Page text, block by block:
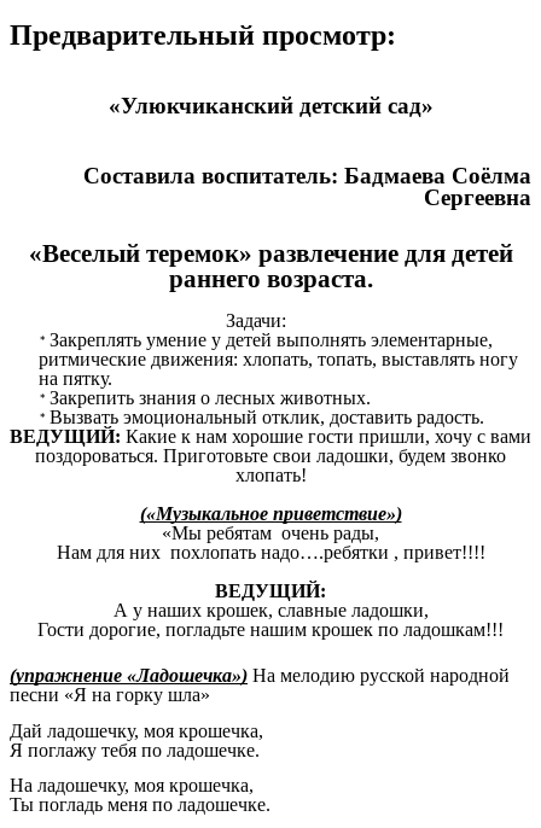
Предварительный просмотр:
«Улюкчиканский детский сад»
Составила воспитатель: Бадмаева Соёлма
Сергеевна
«Веселый теремок» развлечение для детей
раннего возраста.
Задачи:
Закреплять умение у детей выполнять элементарные,
ритмические движения: хлопать, топать, выставлять ногу
на пятку.
Закрепить знания о лесных животных.
Вызвать эмоциональный отклик, доставить радость.
ВЕДУЩИЙ: Какие к нам хорошие гости пришли, хочу с вами
поздороваться. Приготовьте свои ладошки, будем звонко
хлопать!
(«Музыкальное приветствие»)
«Мы ребятам очень рады,
Нам для них похлопать надо….ребятки , привет!!!!
ВЕДУЩИЙ:
А у наших крошек, славные ладошки,
Гости дорогие, погладьте нашим крошек по ладошкам!!!
(упражнение «Ладошечка») На мелодию русской народной
песни «Я на горку шла»
Дай ладошечку, моя крошечка,
Я поглажу тебя по ладошечке.
На ладошечку, моя крошечка,
Ты погладь меня по ладошечке.